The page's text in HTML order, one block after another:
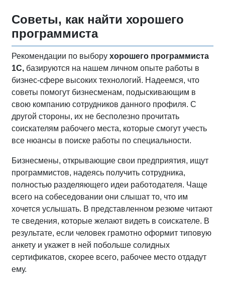
Советы, как найти хорошего
программиста
Рекомендации по выбору хорошего программиста
1С, базируются на нашем личном опыте работы в
бизнес-сфере высоких технологий. Надеемся, что
советы помогут бизнесменам, подыскивающим в
свою компанию сотрудников данного профиля. С
другой стороны, их не бесполезно прочитать
соискателям рабочего места, которые смогут учесть
все нюансы в поиске работы по специальности.
Бизнесмены, открывающие свои предприятия, ищут
программистов, надеясь получить сотрудника,
полностью разделяющего идеи работодателя. Чаще
всего на собеседовании они слышат то, что им
хочется услышать. В представленном резюме читают
те сведения, которые желают видеть в соискателе. В
результате, если человек грамотно оформит типовую
анкету и укажет в ней побольше солидных
сертификатов, скорее всего, рабочее место отдадут
ему.